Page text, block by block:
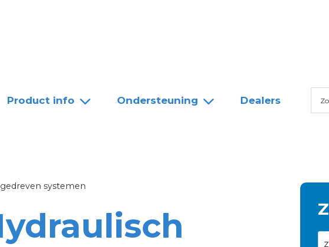
Product info Ondersteuning Dealers
systemen